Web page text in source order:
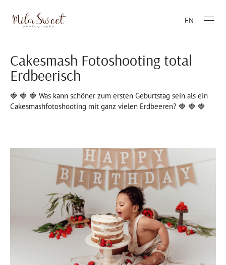
EN
Cakesmash Fotoshooting total
Erdbeerisch
🍓 🍓 🍓 Was kann schöner zum ersten Geburtstag sein als ein
Cakesmashfotoshooting mit ganz vielen Erdbeeren? 🍓 🍓 🍓